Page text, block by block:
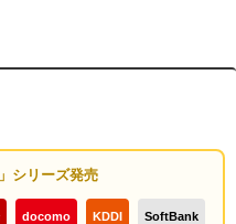
シリーズ発売
docomo KDDI SoftBank